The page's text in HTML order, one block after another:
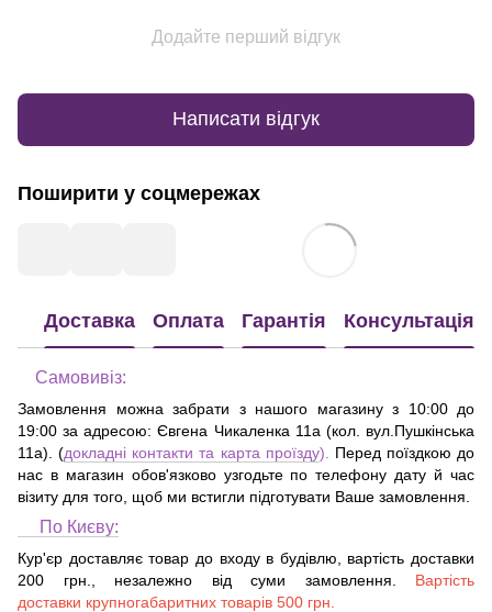
Додайте перший відгук
Написати відгук
Поширити у соцмережах
Доставка Оплата Гарантія Консультація
Самовивіз:
Замовлення можна забрати з нашого магазину з 10:00 до
19:00 за адресою:Євгена Чикаленка 11а (кол. вул.Пушкінська
11а) . (докладні контакти та карта проїзду). Перед поїздкою до
нас в магазин обов'язково узгодьте по телефону дату й час
візиту для того, щоб ми встигли підготувати Ваше замовлення.
По Києву:
Кур'єр доставляє товар до входу в будівлю, вартість доставки
200 грн., незалежно від суми замовлення. Вартість
доставки крупногабаритних товарів 500 грн.